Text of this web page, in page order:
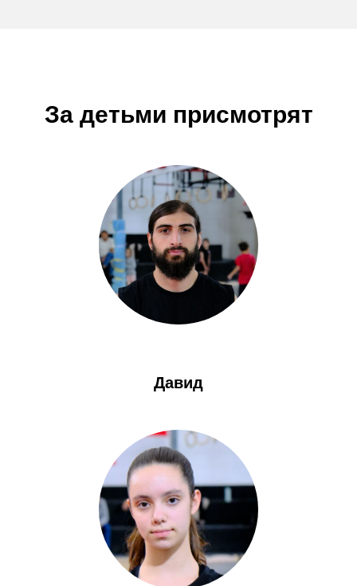
За детьми присмотрят
Давид